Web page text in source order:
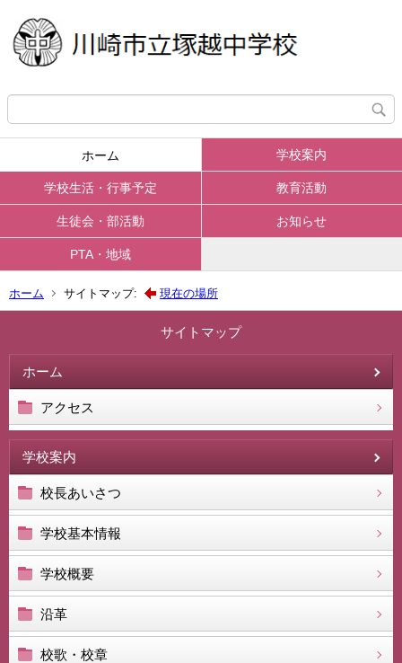
ホーム 学校案内
学校生活・行事予定 教育活動
生徒会・部活動 お知らせ
PTA・地域
ホーム サイトマップ: 現在の場所
サイトマップ
ホーム
アクセス
学校案内
校長あいさつ
学校基本情報
学校概要
沿革
校歌・校章